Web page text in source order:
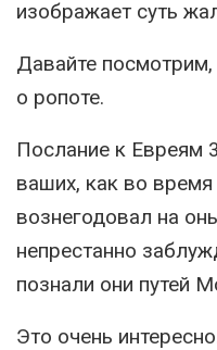
изображает суть
Давайте
о ропоте.
Послание к Евреям
ваших, как во
вознегодовал на
непрестанно
познали они путей
Это очень